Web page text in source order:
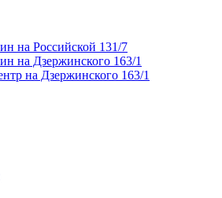
на Российской 131/7
на Дзержинского 163/1
на Дзержинского 163/1